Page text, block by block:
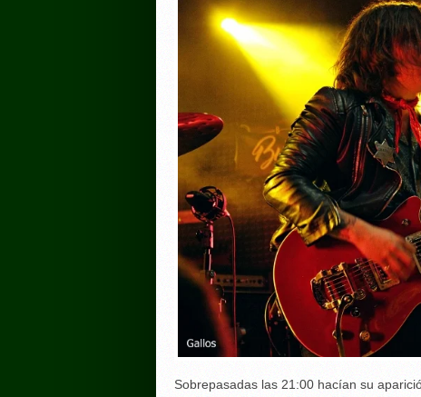
Sobrepasadas las 21:00 hacían su